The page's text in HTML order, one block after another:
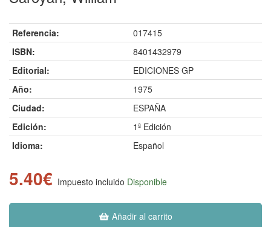
Referencia:
017415
ISBN:
8401432979
Editorial:
EDICIONES GP
Año:
1975
Ciudad:
ESPAÑA
Edición:
1ª Edición
Idioma:
Español
5.40€ Impuesto incluido Disponible
Añadir al carrito